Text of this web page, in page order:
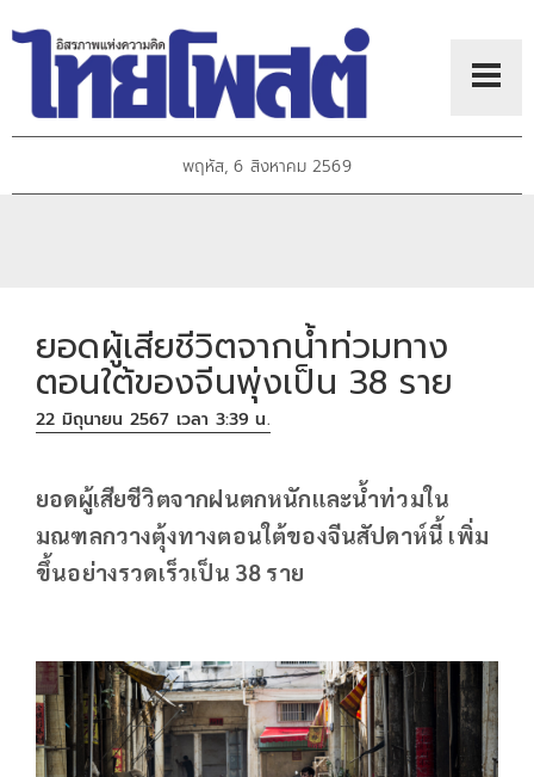
พฤหัส, 6 สิงหาคม 2569
ยอดผู้เสียชีวิตจากน้ำท่วมทาง
ตอนใต้ของจีนพุ่งเป็น 38 ราย
22 มิถุนายน 2567 เวลา 3:39 น.
ยอดผู้เสียชีวิตจากฝนตกหนักและน้ำท่วมใน
มณฑลกวางตุ้งทางตอนใต้ของจีนสัปดาห์นี้ เพิ่ม
ขึ้นอย่างรวดเร็วเป็น 38 ราย